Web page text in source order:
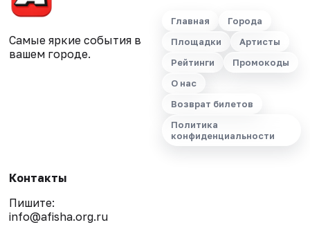
Самые яркие события в
вашем городе.
Главная
Города
Площадки
Артисты
Рейтинги
Промокоды
О нас
Возврат билетов
Политика
конфиденциальности
Контакты
Пишите:
info@afisha.org.ru